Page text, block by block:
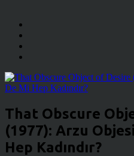
That Obscure
(1977): Arzu
Hep Kadındır?